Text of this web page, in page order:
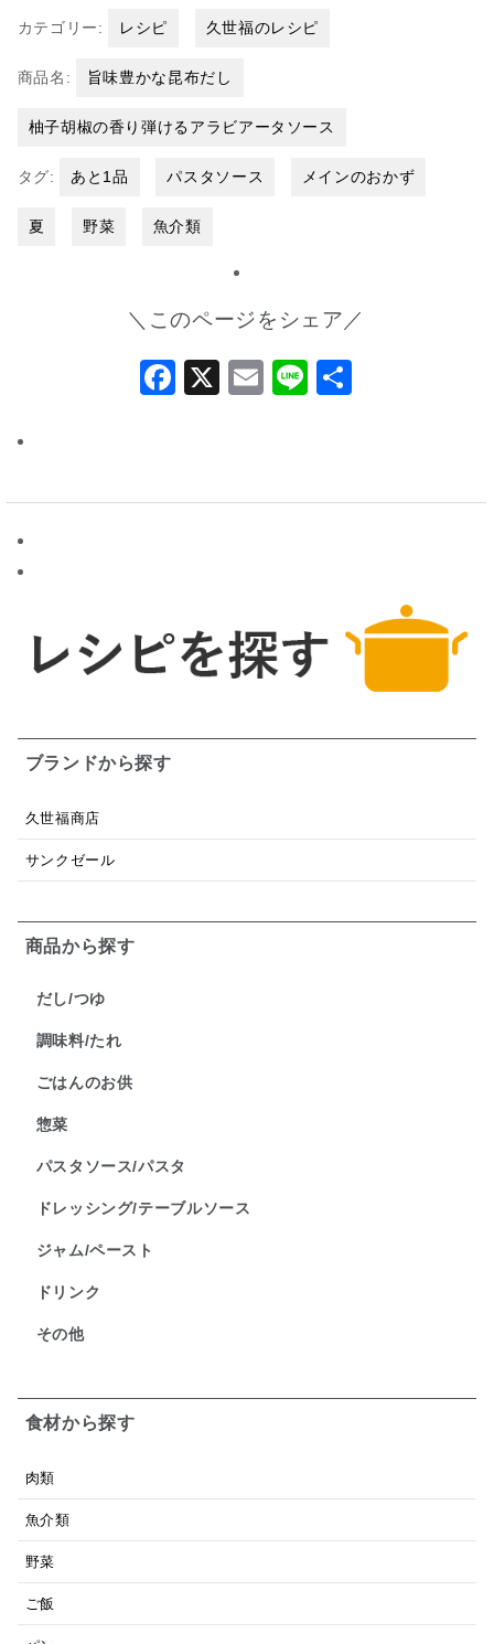
カテゴリー: レシピ 久世福のレシピ
商品名: 旨味豊かな昆布だし
柚子胡椒の香り弾けるアラビアータソース
タグ: あと1品 パスタソース メインのおかず
夏 野菜 魚介類
＼このページをシェア／
Facebook
X Email
Line
ブランドから探す
久世福商店
サンクゼール
商品から探す
だし/つゆ
調味料/たれ
ごはんのお供
惣菜
パスタソース/パスタ
ドレッシング/テーブルソース
ジャム/ペースト
ドリンク
その他
食材から探す
肉類
魚介類
野菜
ご飯